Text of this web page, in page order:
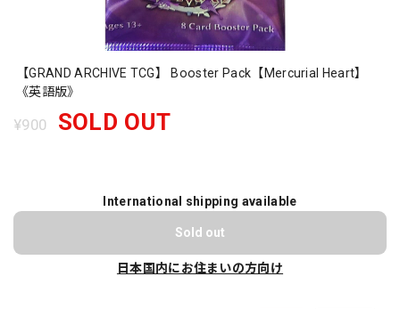
【GRAND ARCHIVE TCG】 Booster Pack【Mercurial Heart】
《英語版》
¥900 SOLD OUT
International shipping available
Sold out
日本国内にお住まいの方向け